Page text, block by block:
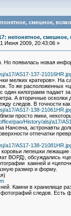
смешное,
непонятное, смешное,
Июня 2009, 20:43:06 »
Но появилась новая
a17/AS17-137-
мелких кратеров». На
То же расположенных
один килограмм падает
А вторичные
следов. В точности как
a17/AS17-138-
просто ямки,
pao/History/alsj/a17/
Нансена, астронавты
отпечатки
a17/AS17-138-
коровьи лепешки
ВОРД), обсуждались
камней и
размер и форму.
Камни в хранилище
следов. Есть